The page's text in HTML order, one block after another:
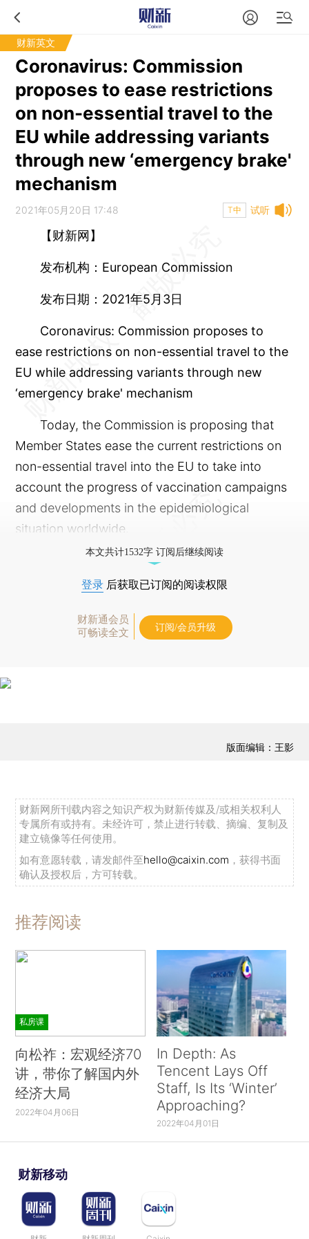
财新英文
Coronavirus: Commission
proposes to ease restrictions
on non-essential travel to the
EU while addressing variants
through new ‘emergency brake'
mechanism
试听
2021年05月20日 17:48 T中
【财新网】
发布机构：European Commission
发布日期：2021年5月3日
Coronavirus: Commission proposes to
ease restrictions on non-essential travel to the
EU while addressing variants through new
‘emergency brake' mechanism
Today, the Commission is proposing that
Member States ease the current restrictions on
non-essential travel into the EU to take into
account the progress of vaccination campaigns
and developments in the epidemiological
situation worldwide.
本文共计1532字 订阅后继续阅读
登录 后获取已订阅的阅读权限
财新通会员
可畅读全文
订阅/会员升级
版面编辑：王影
财新网所刊载内容之知识产权为财新传媒及/或相关权利人
专属所有或持有。未经许可，禁止进行转载、摘编、复制及
建立镜像等任何使用。
如有意愿转载，请发邮件至hello@caixin.com ，获得书面
确认及授权后，方可转载。
推荐阅读
私房课
向松祚：宏观经济70
讲，带你了解国内外
经济大局
2022年04月06日
In Depth: As
Tencent Lays Off
Staff, Is Its ‘Winter’
Approaching?
2022年04月01日
财新移动